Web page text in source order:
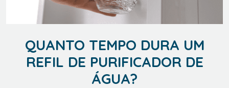
QUANTO TEMPO DURA UM
REFIL DE PURIFICADOR DE
ÁGUA?